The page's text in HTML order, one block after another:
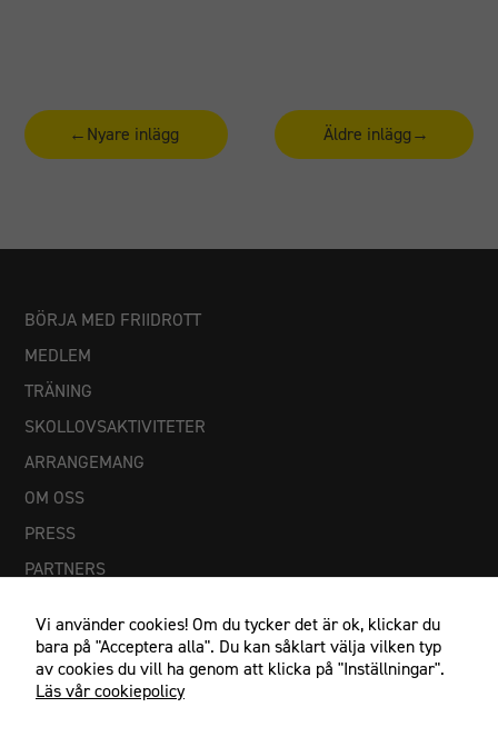
Sidnumrering för inlägg
←Nyare inlägg Äldre inlägg→
BÖRJA MED FRIIDROTT
MEDLEM
TRÄNING
SKOLLOVSAKTIVITETER
ARRANGEMANG
OM OSS
PRESS
PARTNERS
Vi använder cookies! Om du tycker det är ok, klickar du
bara på "Acceptera alla". Du kan såklart välja vilken typ
av cookies du vill ha genom att klicka på "Inställningar".
Läs vår cookiepolicy